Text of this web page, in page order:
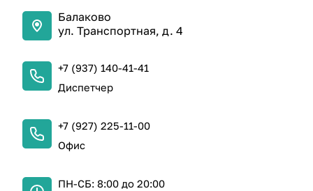
Балаково
ул. Транспортная, д. 4
+7 (937) 140-41-41
Диспетчер
+7 (927) 225-11-00
Офис
ПН-СБ: 8:00 до 20:00